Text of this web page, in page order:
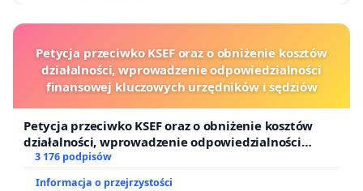
Petycja przeciwko KSEF oraz o obniżenie kosztów
działalności, wprowadzenie odpowiedzialności
finansowej kluczowych urzędników i sędziów
Petycja przeciwko KSEF oraz o obniżenie kosztów
działalności, wprowadzenie odpowiedzialności
finansowej kluczowych urzędników i sędziów
3 176 podpisów
Informacja o przejrzystości